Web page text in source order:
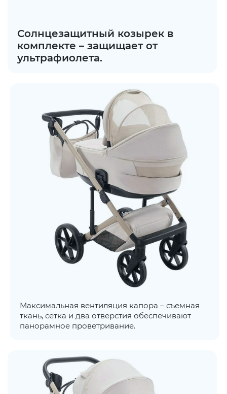
Солнцезащитный козырек в
комплекте – защищает от
ультрафиолета.
Максимальная вентиляция капора – съемная
ткань, сетка и два отверстия обеспечивают
панорамное проветривание.